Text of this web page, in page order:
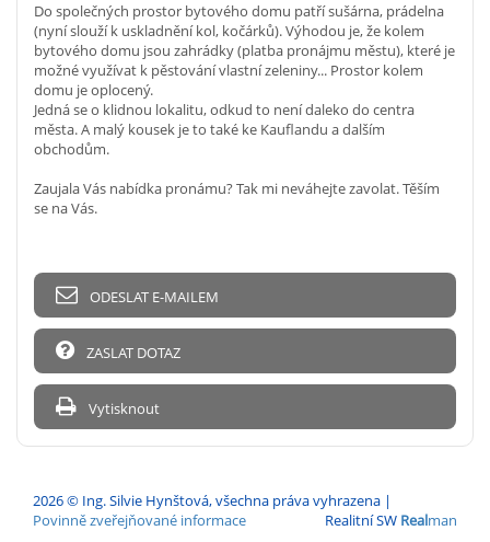
Do společných prostor bytového domu patří sušárna, prádelna
(nyní slouží k uskladnění kol, kočárků). Výhodou je, že kolem
bytového domu jsou zahrádky (platba pronájmu městu), které je
možné využívat k pěstování vlastní zeleniny... Prostor kolem
domu je oplocený.
Jedná se o klidnou lokalitu, odkud to není daleko do centra
města. A malý kousek je to také ke Kauflandu a dalším
obchodům.
Zaujala Vás nabídka pronámu? Tak mi neváhejte zavolat. Těším
se na Vás.
ODESLAT E-MAILEM
ZASLAT DOTAZ
Vytisknout
2026 © Ing. Silvie Hynštová, všechna práva vyhrazena |
Povinně zveřejňované informace
Realitní SW Realman